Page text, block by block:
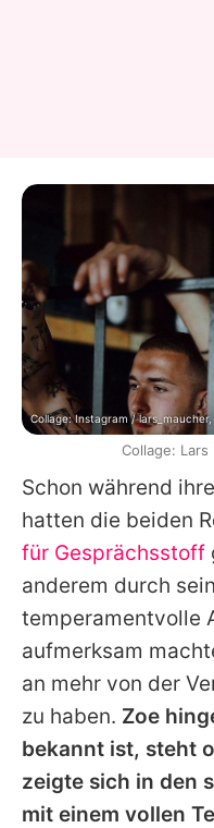
Schon während
hatten die beiden
für Gesprächsstoff
anderem durch
temperamentvolle
aufmerksam
an mehr von der
zu haben. Zoe
bekannt ist, steht
zeigte sich in den
mit einem vollen
Collage: Instagram /
Collage: